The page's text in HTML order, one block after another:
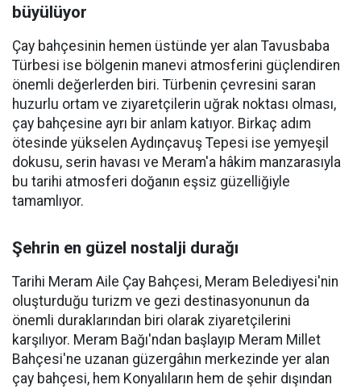
büyülüyor
Çay bahçesinin hemen üstünde yer alan Tavusbaba
Türbesi ise bölgenin manevi atmosferini güçlendiren
önemli değerlerden biri. Türbenin çevresini saran
huzurlu ortam ve ziyaretçilerin uğrak noktası olması,
çay bahçesine ayrı bir anlam katıyor. Birkaç adım
ötesinde yükselen Aydınçavuş Tepesi ise yemyeşil
dokusu, serin havası ve Meram'a hâkim manzarasıyla
bu tarihi atmosferi doğanın eşsiz güzelliğiyle
tamamlıyor.
Şehrin en güzel nostalji durağı
Tarihi Meram Aile Çay Bahçesi, Meram Belediyesi'nin
oluşturduğu turizm ve gezi destinasyonunun da
önemli duraklarından biri olarak ziyaretçilerini
karşılıyor. Meram Bağı'ndan başlayıp Meram Millet
Bahçesi'ne uzanan güzergâhın merkezinde yer alan
çay bahçesi, hem Konyalıların hem de şehir dışından